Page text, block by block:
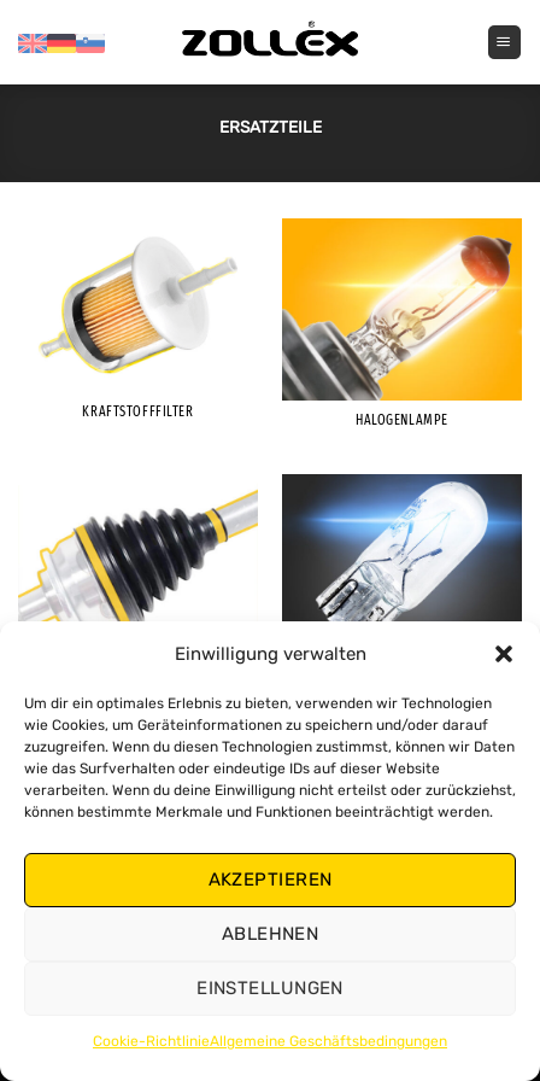
Einwilligung verwalten
Um dir ein optimales Erlebnis zu bieten, verwenden wir Technologien
wie Cookies, um Geräteinformationen zu speichern und/oder darauf
zuzugreifen. Wenn du diesen Technologien zustimmst, können wir Daten
wie das Surfverhalten oder eindeutige IDs auf dieser Website
verarbeiten. Wenn du deine Einwilligung nicht erteilst oder zurückziehst,
können bestimmte Merkmale und Funktionen beeinträchtigt werden.
AKZEPTIEREN
ABLEHNEN
EINSTELLUNGEN
Cookie-RichtlinieAllgemeine Geschäftsbedingungen
Inhalt
ERSATZTEILE
KRAFTSTOFFFILTER
HALOGENLAMPE
Copyright 2026 ©Zollex Terms and Conditions Cookies Policy